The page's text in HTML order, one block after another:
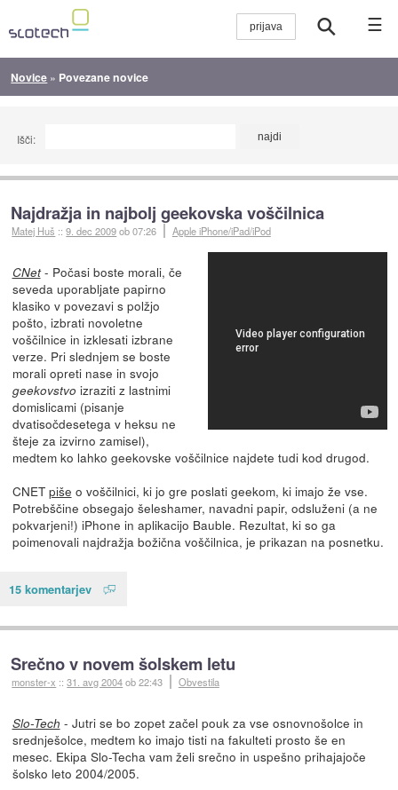
☰
Novice » Povezane novice
Išči:
Najdražja in najbolj geekovska voščilnica
Matej Huš ::9. dec 2009ob 07:26 Apple iPhone/iPad/iPod
CNet- Počasi boste morali, če
seveda uporabljate papirno
klasiko v povezavi s polžjo
pošto, izbrati novoletne
voščilnice in izklesati izbrane
verze. Pri slednjem se boste
morali opreti nase in svojo
geekovstvo izraziti z lastnimi
domislicami (pisanje
dvatisočdesetega v heksu ne
šteje za izvirno zamisel),
medtem ko lahko geekovske voščilnice najdete tudi kod drugod.
CNET piše o voščilnici, ki jo gre poslati geekom, ki imajo že vse.
Potrebščine obsegajo šeleshamer, navadni papir, odsluženi (a ne
pokvarjeni!) iPhone in aplikacijo Bauble. Rezultat, ki so ga
poimenovali najdražja božična voščilnica, je prikazan na posnetku.
15 komentarjev
Srečno v novem šolskem letu
monster-x ::31. avg 2004ob 22:43 Obvestila
Slo-Tech - Jutri se bo zopet začel pouk za vse osnovnošolce in
srednješolce, medtem ko imajo tisti na fakulteti prosto še en
mesec. Ekipa Slo-Techa vam želi srečno in uspešno prihajajoče
šolsko leto 2004/2005.